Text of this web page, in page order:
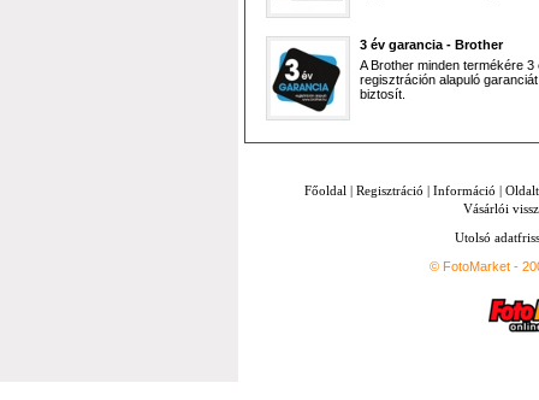
3 év garancia - Brother
A Brother minden termékére 3
regisztráción alapuló garanciát
biztosít.
Főoldal | Regisztráció | Információ |
Vásárlói
Utolsó
© FotoMarket -